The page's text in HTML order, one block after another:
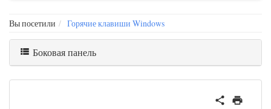
Вы посетили Горячие клавиши Windows
Боковая панель